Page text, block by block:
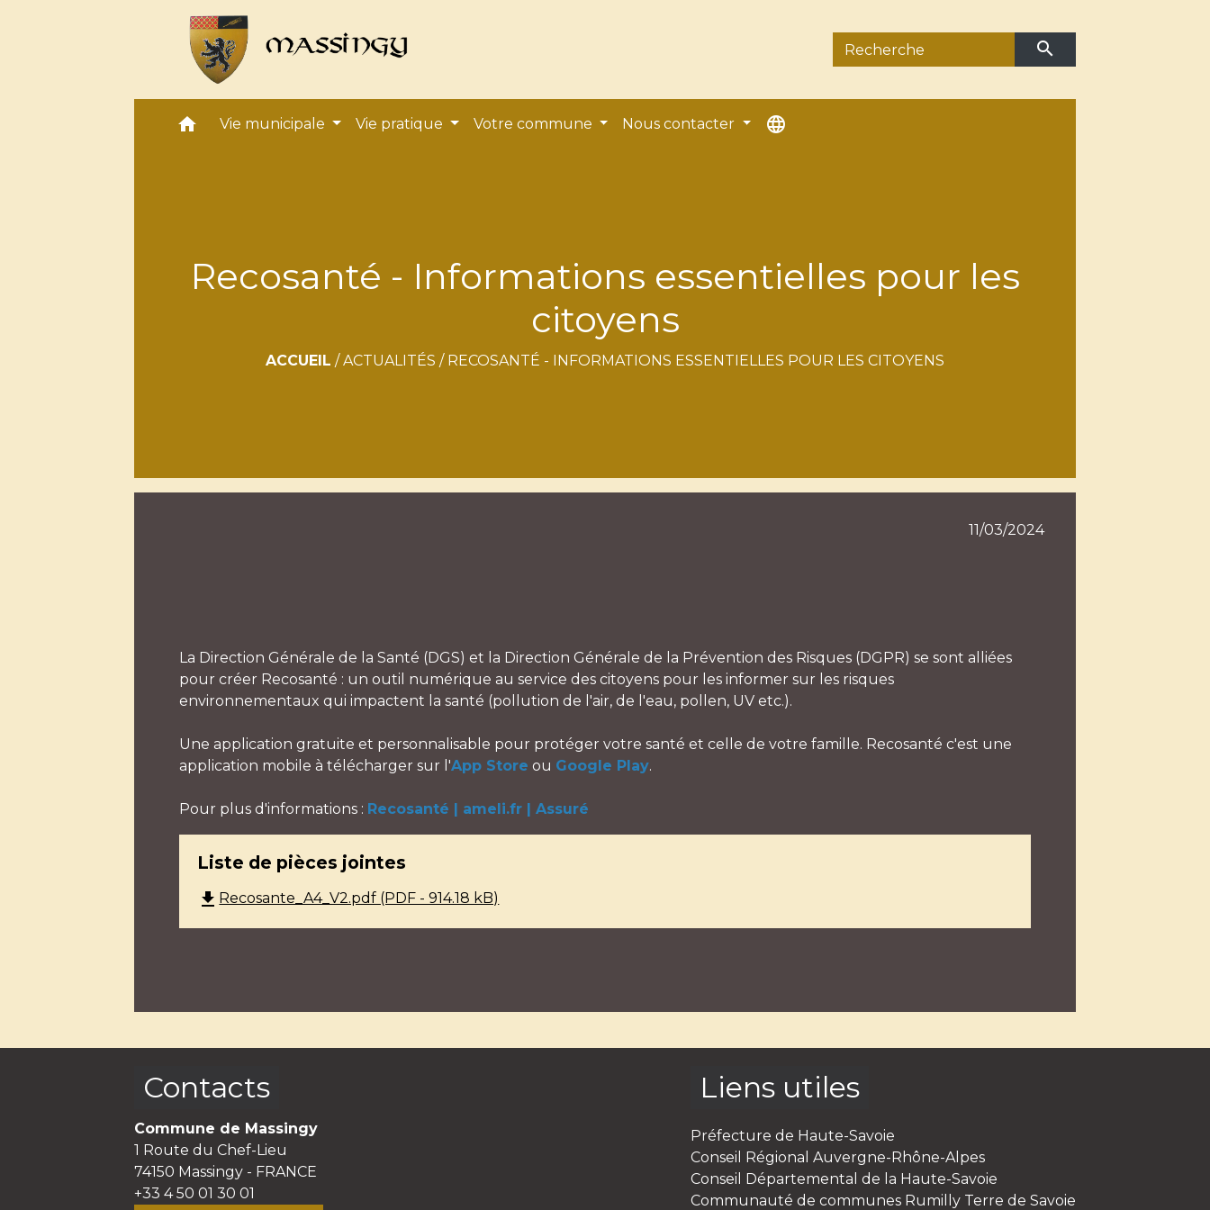
search
home Vie municipale Vie pratique Votre commune Nous contacter language
Recosanté - Informations essentielles pour les
citoyens
ACCUEIL /ACTUALITÉS / RECOSANTÉ - INFORMATIONS ESSENTIELLES POUR LES CITOYENS
11/03/2024
La Direction Générale de la Santé (DGS) et la Direction Générale de la Prévention des Risques (DGPR) se sont alliées
pour créer Recosanté : un outil numérique au service des citoyens pour les informer sur les risques
environnementaux qui impactent la santé (pollution de l'air, de l'eau, pollen, UV etc.).
Une application gratuite et personnalisable pour protéger votre santé et celle de votre famille. Recosanté c'est une
application mobile à télécharger sur l'App Store ou Google Play.
Pour plus d'informations : Recosanté | ameli.fr | Assuré
Liste de pièces jointes
file_downloadRecosante_A4_V2.pdf (PDF - 914.18 kB)
Contacts
Commune de Massingy
1 Route du Chef-Lieu
74150 Massingy - FRANCE
+33 4 50 01 30 01
Liens utiles
Préfecture de Haute-Savoie
Conseil Régional Auvergne-Rhône-Alpes
Conseil Départemental de la Haute-Savoie
Communauté de communes Rumilly Terre de Savoie